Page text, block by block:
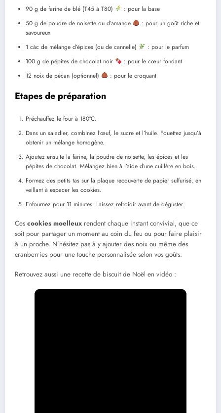
90 g de farine de blé (T45 à T80)
: pour la base
50 g de poudre de noisette ou d’amande
: pour un goût riche et
savoureux
1 càc de mélange d’épices (ou de cannelle)
: pour le parfum
100 g de pépites de chocolat noir
: pour le cœur fondant
12 noix de pécan (optionnel)
: pour le croquant
Etapes de préparation
Préchauffez le four à 180°C.
Dans un saladier, combinez l’œuf, le sucre et l’huile. Fouettez jusqu’à
obtenir un mélange homogène.
Ajoutez ensuite la farine, la poudre de noisette, les épices et les
pépites de chocolat. Mélangez bien à l’aide d’une cuillère en bois.
Formez des petits tas sur la plaque recouverte de papier sulfurisé, en
veillant à espacer les cookies.
Enfournez pour 11 minutes. Laissez refroidir avant de déguster.
Ces cookies moelleux rendent chaque instant convivial, que ce
soit pour partager un moment au coin du feu ou pour faire plaisir
à un proche. N’hésitez pas à y ajouter des noix ou même des
cranberries pour une touche personnalisée selon vos goûts.
Retrouvez aussi une recette de biscuit de Noël en vidéo :